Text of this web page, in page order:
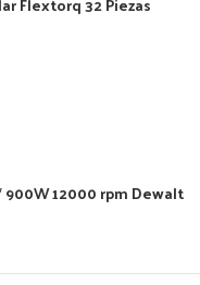
12000 rpm Dewalt